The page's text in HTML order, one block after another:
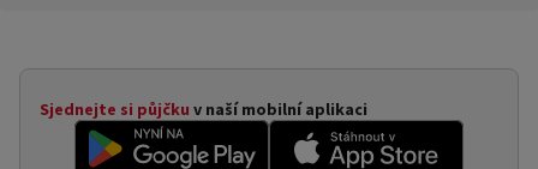
Sjednejte si půjčku v naší mobilní aplikaci